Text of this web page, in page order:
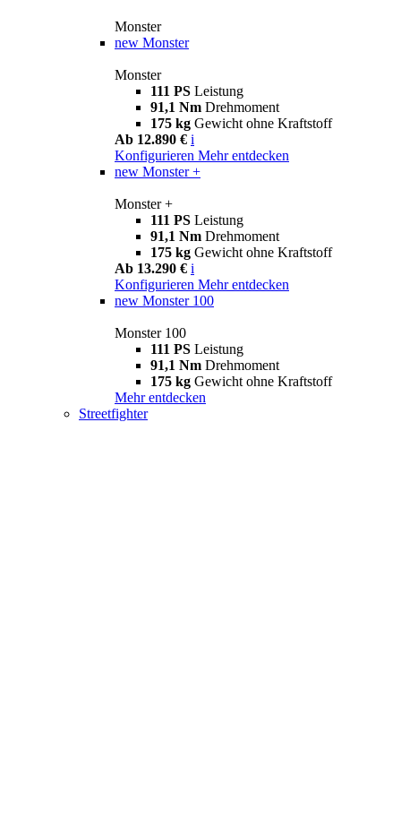
Monster
new Monster
Monster
111 PS Leistung
91,1 Nm Drehmoment
175 kg Gewicht ohne Kraftstoff
Ab 12.890 € i
Konfigurieren Mehr entdecken
new Monster +
Monster +
111 PS Leistung
91,1 Nm Drehmoment
175 kg Gewicht ohne Kraftstoff
Ab 13.290 € i
Konfigurieren Mehr entdecken
new Monster 100
Monster 100
111 PS Leistung
91,1 Nm Drehmoment
175 kg Gewicht ohne Kraftstoff
Mehr entdecken
Streetfighter